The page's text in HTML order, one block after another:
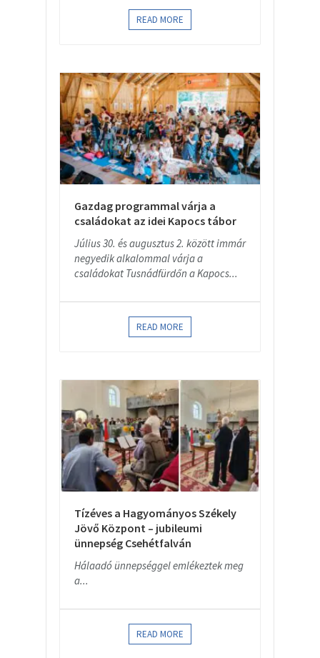
READ MORE
Gazdag programmal várja a
családokat az idei Kapocs tábor
Július 30. és augusztus 2. között immár
negyedik alkalommal várja a
családokat Tusnádfürdőn a Kapocs...
READ MORE
Tízéves a Hagyományos Székely
Jövő Központ – jubileumi
ünnepség Csehétfalván
Hálaadó ünnepséggel emlékeztek meg
a...
READ MORE